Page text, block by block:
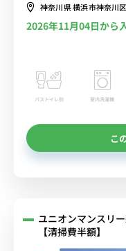
神奈川県 横浜市神奈川
2026年11月04日から
バストイレ別 室内洗濯機
こ
ユニオンマンスリ
【清掃費半額】